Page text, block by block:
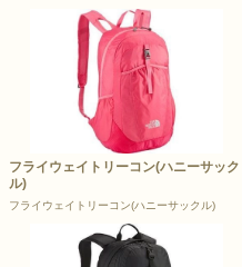
フライウェイトリーコン(ハニーサック
ル)
フライウェイトリーコン(ハニーサックル)